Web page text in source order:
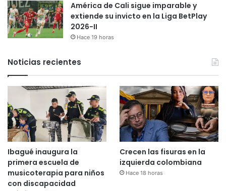
América de Cali sigue imparable y
extiende su invicto en la Liga BetPlay
2026-II
Hace 19 horas
Noticias recientes
Ibagué inaugura la
primera escuela de
musicoterapia para niños
con discapacidad
Crecen las fisuras en la
izquierda colombiana
Hace 18 horas